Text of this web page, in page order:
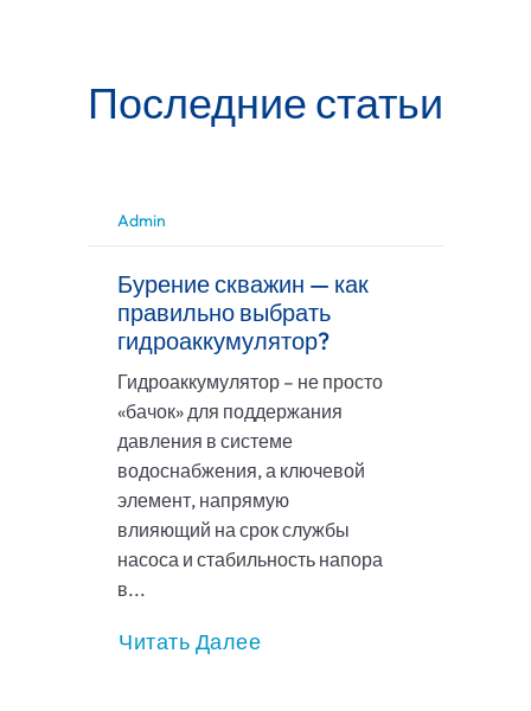
Последние статьи
Admin
Бурение скважин — как
правильно выбрать
гидроаккумулятор?
Гидроаккумулятор – не просто
«бачок» для поддержания
давления в системе
водоснабжения, а ключевой
элемент, напрямую
влияющий на срок службы
насоса и стабильность напора
в...
Читать Далее